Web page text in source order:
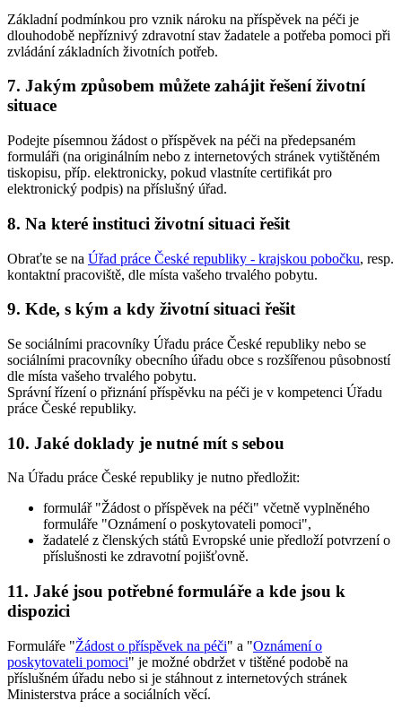
Základní podmínkou pro vznik nároku na příspěvek na péči je
dlouhodobě nepříznivý zdravotní stav žadatele a potřeba pomoci při
zvládání základních životních potřeb.
7. Jakým způsobem můžete zahájit řešení životní
situace
Podejte písemnou žádost o příspěvek na péči na předepsaném
formuláři (na originálním nebo z internetových stránek vytištěném
tiskopisu, příp. elektronicky, pokud vlastníte certifikát pro
elektronický podpis) na příslušný úřad.
8. Na které instituci životní situaci řešit
Obraťte se na Úřad práce České republiky - krajskou pobočku, resp.
kontaktní pracoviště, dle místa vašeho trvalého pobytu.
9. Kde, s kým a kdy životní situaci řešit
Se sociálními pracovníky Úřadu práce České republiky nebo se
sociálními pracovníky obecního úřadu obce s rozšířenou působností
dle místa vašeho trvalého pobytu.
Správní řízení o přiznání příspěvku na péči je v kompetenci Úřadu
práce České republiky.
10. Jaké doklady je nutné mít s sebou
Na Úřadu práce České republiky je nutno předložit:
formulář "Žádost o příspěvek na péči" včetně vyplněného
formuláře "Oznámení o poskytovateli pomoci",
žadatelé z členských států Evropské unie předloží potvrzení o
příslušnosti ke zdravotní pojišťovně.
11. Jaké jsou potřebné formuláře a kde jsou k
dispozici
Formuláře "Žádost o příspěvek na péči" a "Oznámení o
poskytovateli pomoci" je možné obdržet v tištěné podobě na
příslušném úřadu nebo si je stáhnout z internetových stránek
Ministerstva práce a sociálních věcí.